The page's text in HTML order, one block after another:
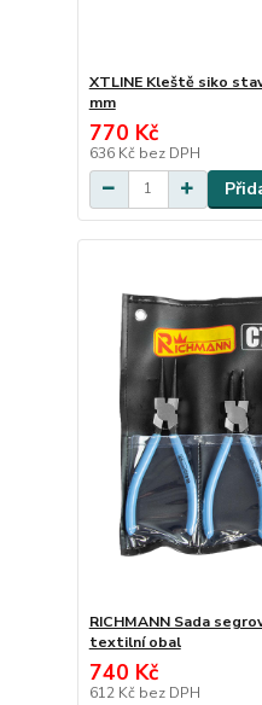
XTLINE Kleště siko
mm
770 Kč
636 Kč bez DPH
RICHMANN Sada
textilní obal
740 Kč
612 Kč bez DPH